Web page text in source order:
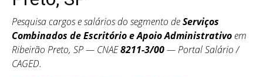
Pesquisa cargos e salários do segmento deServiços
Combinados de Escritório e Apoio Administrativoem
Ribeirão Preto, SP — CNAE8211-3/00— Portal Salário /
CAGED.